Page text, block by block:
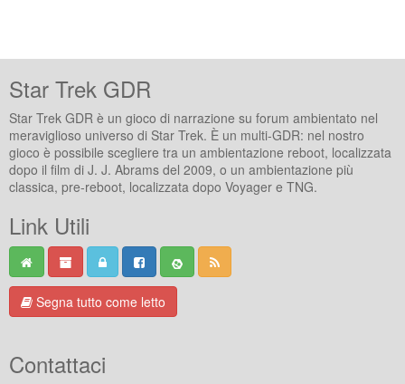
Star Trek GDR
Star Trek GDR è un gioco di narrazione su forum ambientato nel
meraviglioso universo di Star Trek. È un multi-GDR: nel nostro
gioco è possibile scegliere tra un ambientazione reboot, localizzata
dopo il film di J. J. Abrams del 2009, o un ambientazione più
classica, pre-reboot, localizzata dopo Voyager e TNG.
Link Utili
Segna tutto come letto
Contattaci